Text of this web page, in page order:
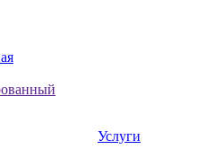
Услуги